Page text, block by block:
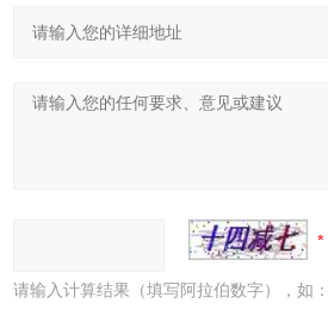
请输入计算结果（填写阿拉伯数字），如